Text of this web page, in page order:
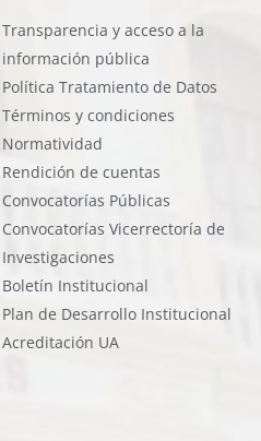
Transparencia y acceso a la
información pública
Política Tratamiento de Datos
Términos y condiciones
Normatividad
Rendición de cuentas
Convocatorías Públicas
Convocatorías Vicerrectoría de
Investigaciones
Boletín Institucional
Plan de Desarrollo Institucional
Acreditación UA